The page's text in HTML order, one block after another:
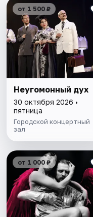
от 1 500 ₽
Неугомонный дух
30 октября 2026 •
пятница
Городской концертный
зал
от 1 000 ₽